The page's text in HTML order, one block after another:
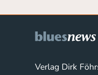
Verlag Dirk